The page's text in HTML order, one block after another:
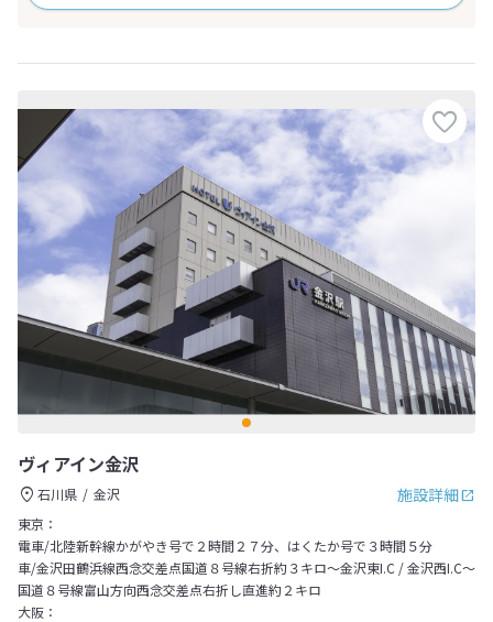
ヴィアイン金沢
施設詳細
石川県
金沢
東京：
電車/北陸新幹線かがやき号で２時間２７分、はくたか号で３時間５分
車/金沢田鶴浜線西念交差点国道８号線右折約３キロ～金沢東I.C / 金沢西I.C～
国道８号線富山方向西念交差点右折し直進約２キロ
大阪：